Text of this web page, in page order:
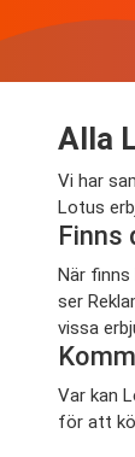
Alla
Vi har
Lotus
Finns
När
ser
vissa
Var kan
för att